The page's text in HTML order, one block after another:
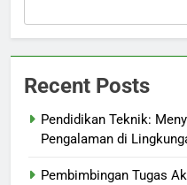
Recent Posts
Pendidikan Teknik:
Pengalaman di
Pembimbingan Tugas